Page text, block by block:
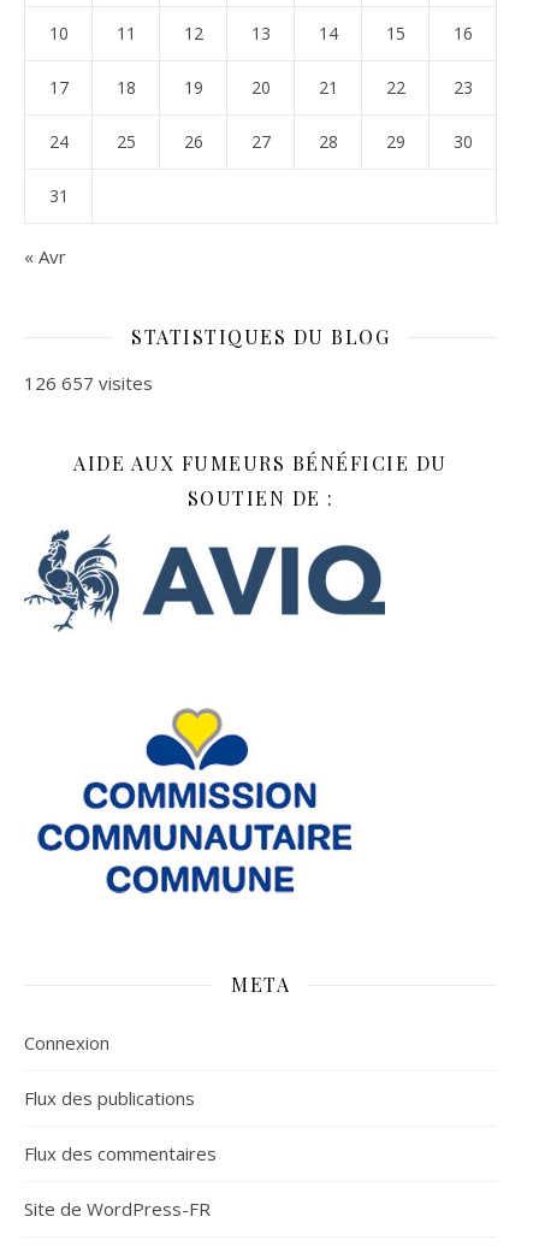
10 11 12 13 14 15 16
17 18 19 20 21 22 23
24 25 26 27 28 29 30
31
« Avr
STATISTIQUES DU BLOG
126 657 visites
AIDE AUX FUMEURS BÉNÉFICIE DU
SOUTIEN DE :
META
Connexion
Flux des publications
Flux des commentaires
Site de WordPress-FR